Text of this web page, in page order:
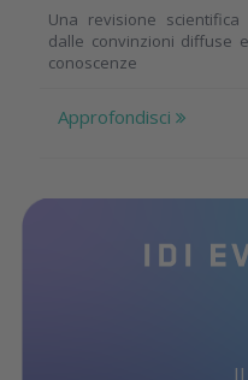
Una revisione
dalle convinzioni diffuse
conoscenze
Approfondisci